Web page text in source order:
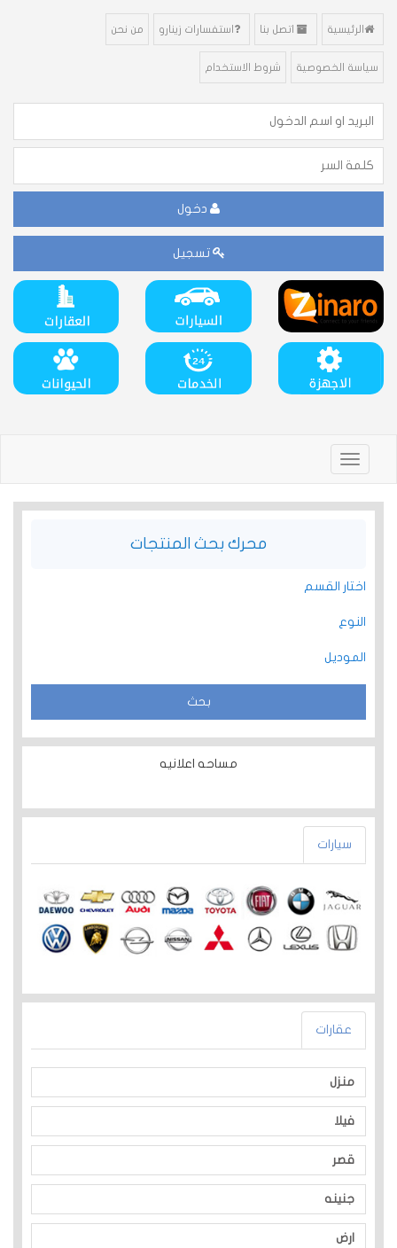
الرئيسية اتصل بنا استفسارات زينارو من نحن
سياسة الخصوصية شروط الاستخدام
دخول
تسجيل
Toggle
navigation
محرك بحث المنتجات
اختار القسم
النوع
الموديل
مساحه اعلانيه
سيارات
عقارات
منزل
فيلا
قصر
جنينه
ارض